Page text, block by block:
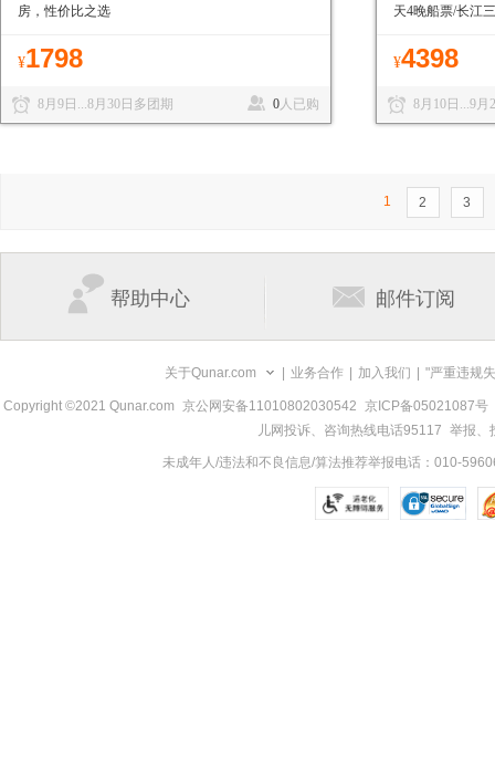
房，性价比之选
¥1798
8月9日...8月30日多团期 0人已购
天4晚船票/长江
¥4398
8月10日...9月
1 2 3
帮助中心 邮件订阅
关于Qunar.com 业务合作 加入我们 "严重违规
Copyright ©2021 Qunar.com 京公网安备11010802030542
京ICP备05021087号
儿网投诉、咨询热线电话95117 举报、
未成年人/违法和不良信息/算法推荐举报电话：010-